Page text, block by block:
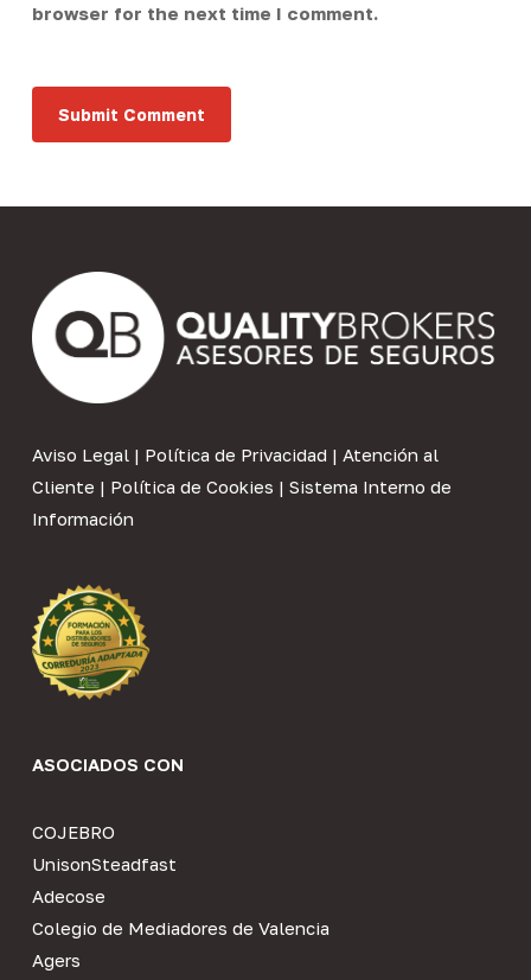
browser for the next time I comment.
Aviso Legal| Política de Privacidad | Atención al
Cliente | Política de Cookies | Sistema Interno de
Información
ASOCIADOS CON
COJEBRO
UnisonSteadfast
Adecose
Colegio de Mediadores de Valencia
Agers